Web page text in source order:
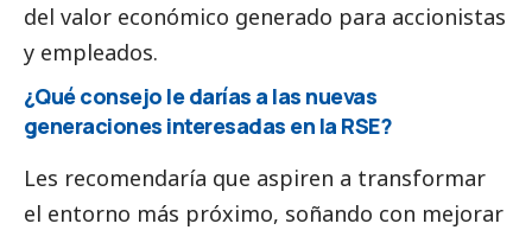
del valor económico generado para accionistas
y empleados.
¿Qué consejo le darías a las nuevas
generaciones interesadas en la RSE?
Les recomendaría que aspiren a transformar
el entorno más próximo, soñando con mejorar